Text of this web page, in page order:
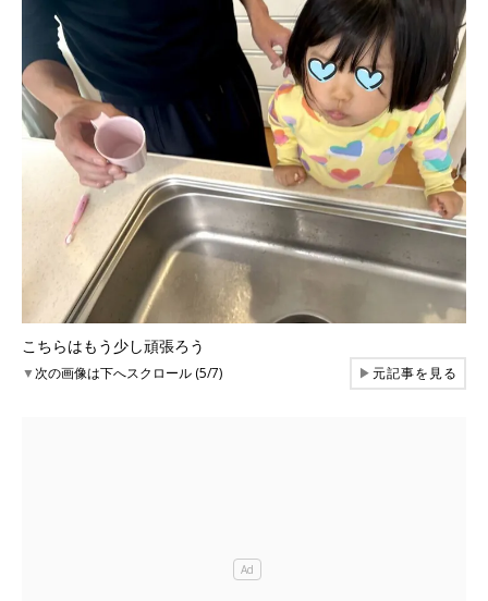
こちらはもう少し頑張ろう
▼次の画像は下へスクロール (5/7) ▶元記事を見る